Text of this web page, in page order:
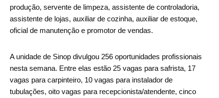
produção, servente de limpeza, assistente de controladoria,
assistente de lojas, auxiliar de cozinha, auxiliar de estoque,
oficial de manutenção e promotor de vendas.
A unidade de Sinop divulgou 256 oportunidades profissionais
nesta semana. Entre elas estão 25 vagas para safrista, 17
vagas para carpinteiro, 10 vagas para instalador de
tubulações, oito vagas para recepcionista/atendente, cinco